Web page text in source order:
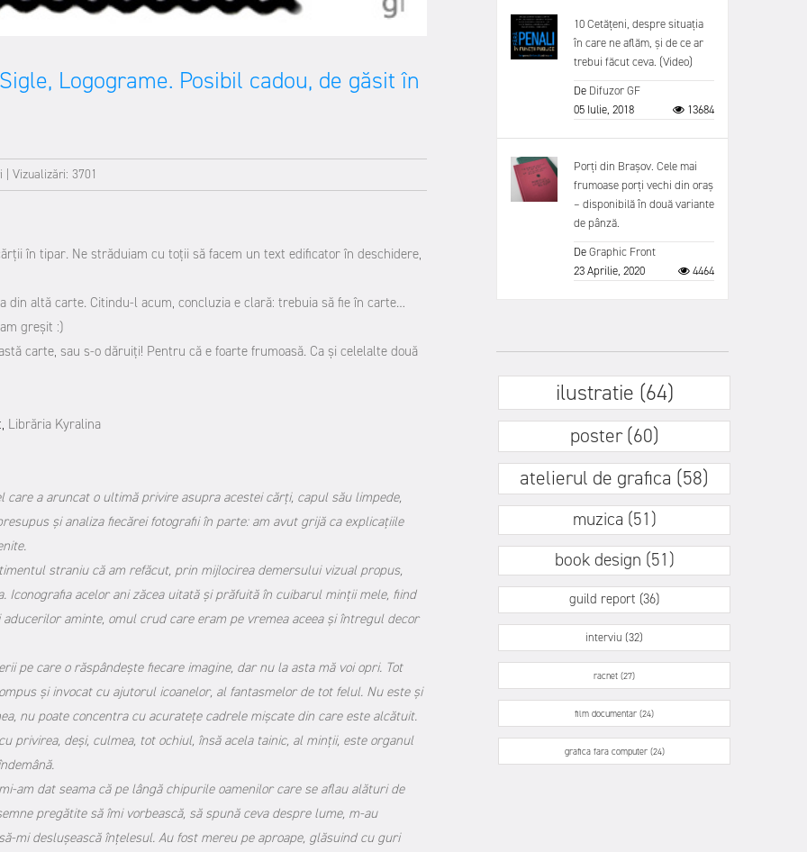
Logograme. Posibil cadou, de găsit în
Vizualizări: 3701
în tipar. Ne străduiam cu toții să facem un text edificator în deschidere,
altă carte. Citindu-l acum, concluzia e clară: trebuia să fie în carte…
greșit :)
carte, sau s-o dăruiți! Pentru că e foarte frumoasă. Ca și celelalte două
Librăria Kyralina
care a aruncat o ultimă privire asupra acestei cărți, capul său limpede,
și analiza fiecărei fotografii în parte: am avut grijă ca explicațiile
straniu că am refăcut, prin mijlocirea demersului vizual propus,
acelor ani zăcea uitată și prăfuită în cuibarul minții mele, fiind
aminte, omul crud care eram pe vremea aceea și întregul decor
pe care o răspândește fiecare imagine, dar nu la asta mă voi opri. Tot
și invocat cu ajutorul icoanelor, al fantasmelor de tot felul. Nu este și
nu poate concentra cu acuratețe cadrele mișcate din care este alcătuit.
privirea, deși, culmea, tot ochiul, însă acela tainic, al minții, este organul
am dat seama că pe lângă chipurile oamenilor care se aflau alături de
pregătite să îmi vorbească, să spună ceva despre lume, m-au
mi deslușească înțelesul. Au fost mereu pe aproape, glăsuind cu guri
10 Cetățeni, despre situația
în care ne aflăm, și de ce ar
trebui făcut ceva. (Video)
De Difuzor GF
05 Iulie, 2018
13684
Porți din Brașov. Cele mai
frumoase porți vechi din oraș
– disponibilă în două variante
de pânză.
DeGraphic Front
23 Aprilie, 2020
4464
ilustratie (64)
poster (60)
atelierul de grafica (58)
muzica (51)
book design (51)
guild report (36)
interviu (32)
racnet (27)
film documentar (24)
grafica fara computer (24)